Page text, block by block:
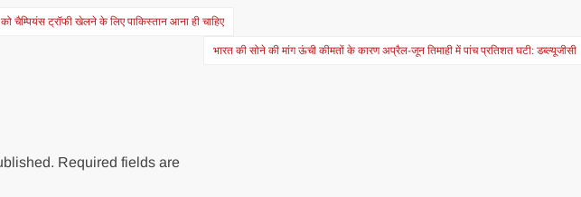
चैम्पियंस ट्रॉफी खेलने के लिए पाकिस्तान आना ही चाहिए
भारत की सोने की मांग ऊंची कीमतों के कारण अप्रैल-जून तिमाही में पांच प्रतिशत घटी: डब्ल्यूजीसी
Required fields are